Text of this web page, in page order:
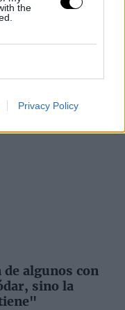
the
Privacy Policy
algunos con
sino la